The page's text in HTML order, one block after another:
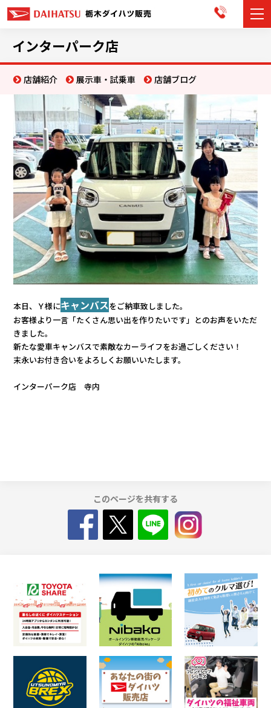
展示車・試乗車
店舗情報
お知らせ
イベント・キャンペーン
ご購入者サポート
アフターサポート
会社情報
リコ
インターパーク店
店舗紹介 展示車・試乗車 店舗ブログ
本日、Ｙ様にキャンバスをご納車致しました。
お客様より一言「たくさん思い出を作りたいです」とのお声をいただ
きました。
新たな愛車キャンバスで素敵なカーライフをお過ごしください！
末永いお付き合いをよろしくお願いいたします。
インターパーク店 寺内
このページを共有する